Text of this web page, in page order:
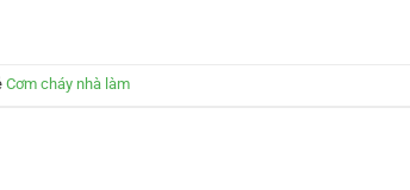
Cơm cháy nhà làm